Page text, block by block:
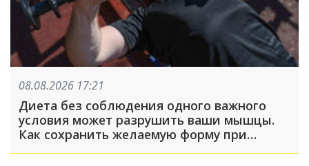
08.08.2026 17:21
Диета без соблюдения одного важного
условия может разрушить ваши мышцы.
Как сохранить желаемую форму при